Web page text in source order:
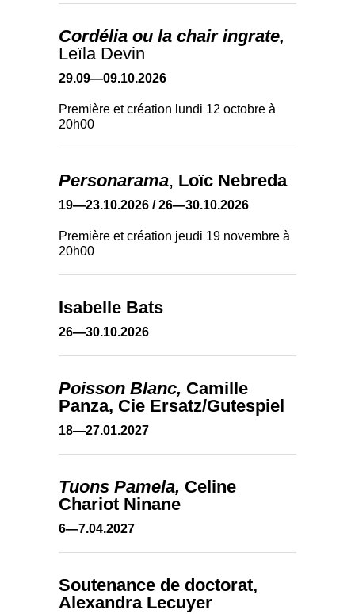
Cordélia ou la chair ingrate,
Leïla Devin
29.09—09.10.2026
Première et création lundi 12 octobre à
20h00
Personarama, Loïc Nebreda
19—23.10.2026 / 26—30.10.2026
Première et création jeudi 19 novembre à
20h00
Isabelle Bats
26—30.10.2026
Poisson Blanc, Camille
Panza, Cie Ersatz/Gutespiel
18—27.01.2027
Tuons Pamela, Celine
Chariot Ninane
6—7.04.2027
Soutenance de doctorat,
Alexandra Lecuyer